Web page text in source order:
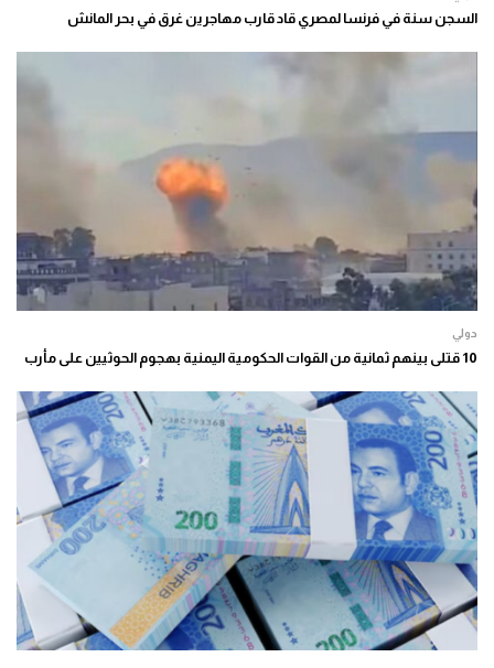
السجن سنة في فرنسا لمصري قاد قارب مهاجرين غرق في بحر المانش
دولي
10 قتلى بينهم ثمانية من القوات الحكومية اليمنية بهجوم الحوثيين على مأرب